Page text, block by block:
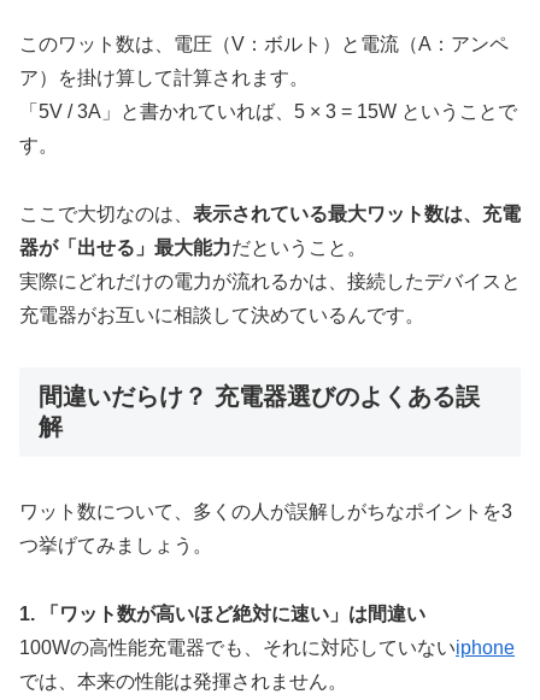
このワット数は、電圧（V：ボルト）と電流（A：アンペ
ア）を掛け算して計算されます。
「5V / 3A」と書かれていれば、5 × 3 = 15W ということで
す。
ここで大切なのは、 表示されている最大ワット数は、充電
器が「出せる」最大能力だということ。
実際にどれだけの電力が流れるかは、接続したデバイスと
充電器がお互いに相談して決めているんです。
間違いだらけ？ 充電器選びのよくある誤
解
ワット数について、多くの人が誤解しがちなポイントを3
つ挙げてみましょう。
1. 「ワット数が高いほど絶対に速い」は間違い
100Wの高性能充電器でも、それに対応していないiphone
では、本来の性能は発揮されません。